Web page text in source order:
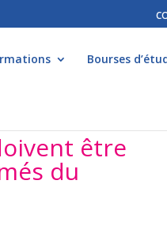
Bourses
être
du